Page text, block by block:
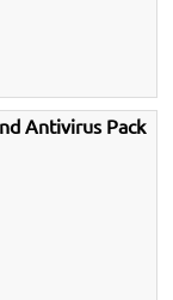
Antivirus Pack